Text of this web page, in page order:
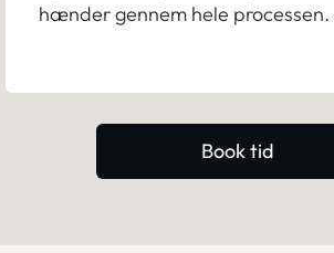
hænder gennem hele processen.
Book tid